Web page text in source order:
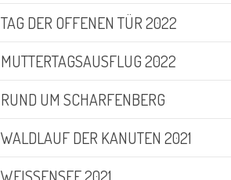
TAG DER OFFENEN TÜR 2022
MUTTERTAGSAUSFLUG 2022
RUND UM SCHARFENBERG
WALDLAUF DER KANUTEN 2021
WEISSENSEE 2021